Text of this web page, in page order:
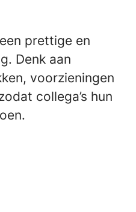
prettige en
Denk aan
voorzieningen
collega’s hun